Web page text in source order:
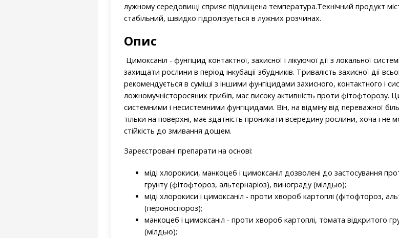
лужному середовищі сприяє підвищена температура.Технічний продукт
стабільний, швидко гідролізується в лужних розчинах.
Опис
Цимоксаніл - фунгіцид контактної, захисної і лікуючої дії з локальної
захищати рослини в період інкубації збудників. Тривалість захисної дії
рекомендується в суміші з іншими фунгіцидами захисного, контактного і
ложномучністоросяних грибів, має високу активність проти фітофторозу.
системними і несистемними фунгіцидами. Він, на відміну від переважної
тільки на поверхні, має здатність проникати всередину рослини, хоча і
стійкість до змивання дощем.
Зареєстровані препарати на основі:
міді хлорокиси, манкоцеб і цимоксаніл дозволені до застосування
грунту (фітофтороз, альтернаріоз), винограду (мілдью);
міді хлорокиси і цимоксаніл - проти хвороб картоплі (фітофтороз,
(пероноспороз);
манкоцеб і цимоксаніл - проти хвороб картоплі, томата відкритого
(мілдью);